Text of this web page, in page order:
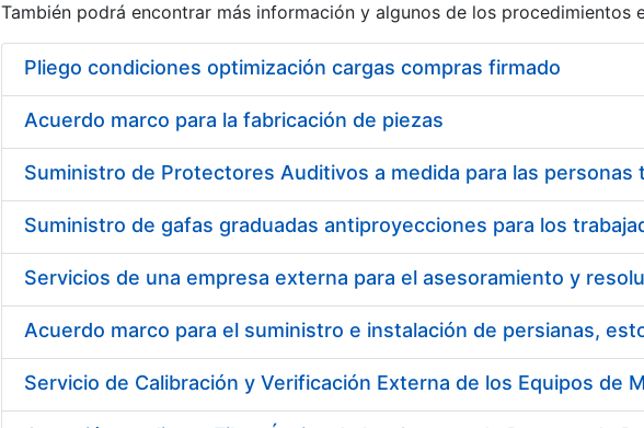
Mostrar/Ocultar
También podrá encontrar más información y algunos de los procedimientos
Pliego condiciones optimización cargas compras firmado
Acuerdo marco para la fabricación de piezas
Acuerdo marco para el suministro e instalación de persianas,